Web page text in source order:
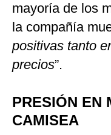
mayoría de los
la compañía
positivas tanto
precios”.
PRESIÓN EN
CAMISEA